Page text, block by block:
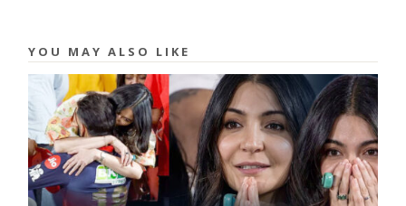
YOU MAY ALSO LIKE